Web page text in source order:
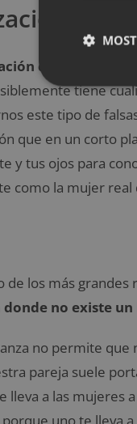
de
de novios
tiene
este tipo de
que en un corto
y tus ojos para
como la mujer real
los más
no existe
no permite
pareja suele
lleva a las mujeres
uno te lleva